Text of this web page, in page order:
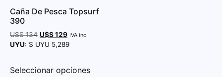
Caña De Pesca Topsurf
390
U$S134 U$S129 IVA inc
UYU: $ UYU 5,289
Seleccionar opciones